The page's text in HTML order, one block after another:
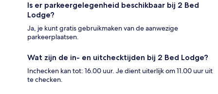
Is er parkeergelegenheid beschikbaar bij 2 Bed
Lodge?
Ja, je kunt gratis gebruikmaken van de aanwezige
parkeerplaatsen.
Wat zijn de in- en uitchecktijden bij 2 Bed Lodge?
Inchecken kan tot: 16.00 uur. Je dient uiterlijk om 11.00 uur uit
te checken.